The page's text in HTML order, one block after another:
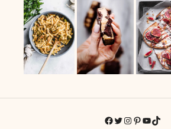
Facebook
Twitter
Instagram
Pinterest
YouTube